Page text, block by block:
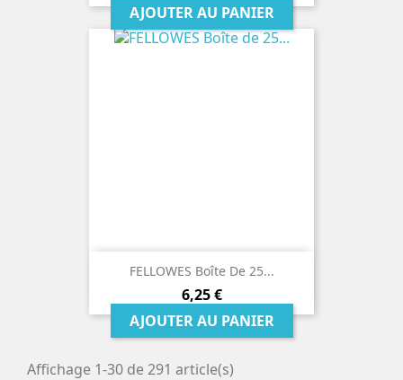
AJOUTER AU PANIER
FELLOWES Boîte De 25...
Prix
6,25 €
AJOUTER AU PANIER
Affichage 1-30 de 291 article(s)